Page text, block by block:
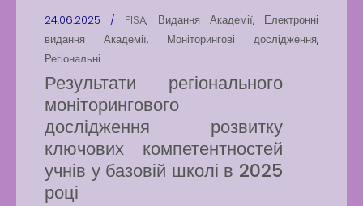
24.06.2025 / PISA, Видання Академії, Електронні
видання Академії, Моніторингові дослідження,
Регіональні
Результати регіонального
моніторингового
дослідження розвитку
ключових компетентностей
учнів у базовій школі в 2025
році